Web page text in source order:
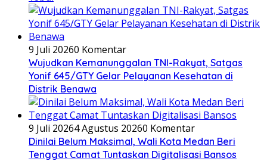
9 Juli 20260 Komentar
Wujudkan Kemanunggalan TNI-Rakyat, Satgas
Yonif 645/GTY Gelar Pelayanan Kesehatan di
Distrik Benawa
9 Juli 20264 Agustus 20260 Komentar
Dinilai Belum Maksimal, Wali Kota Medan Beri
Tenggat Camat Tuntaskan Digitalisasi Bansos